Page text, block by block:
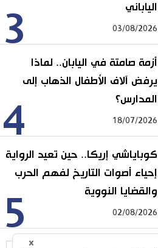
3
الياباني
03/08/2026
4
أزمة صامتة في اليابان.. لماذا
يرفض آلاف الأطفال الذهاب إلى
المدارس؟
18/07/2026
5
كوباياشي إريكا.. حين تعيد الرواية
إحياء أصوات التاريخ لفهم الحرب
والقضايا النووية
02/08/2026